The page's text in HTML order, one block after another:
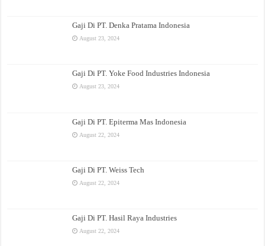
Gaji Di PT. Denka Pratama Indonesia
August 23, 2024
Gaji Di PT. Yoke Food Industries Indonesia
August 23, 2024
Gaji Di PT. Epiterma Mas Indonesia
August 22, 2024
Gaji Di PT. Weiss Tech
August 22, 2024
Gaji Di PT. Hasil Raya Industries
August 22, 2024